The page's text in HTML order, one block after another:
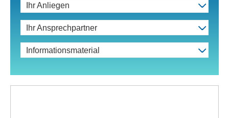
Ihr Anliegen
Ihr Ansprechpartner
Informationsmaterial